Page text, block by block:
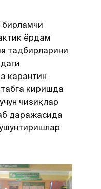
бирламчи
ёрдам
тадбирларини
карантин
киришда
чизиқлар
даражасида